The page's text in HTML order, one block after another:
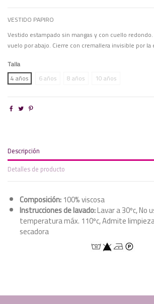
VESTIDO PAPIRO
Vestido estampado sin mangas y con cuello
vuelo por abajo. Cierre con cremallera invisible por la
Talla
4 años
6 años 8 años 10 años
Descripción
Detalles de producto
Composición:100% viscosa
Instrucciones de lavado:Lavar a 30ºc, No
temperatura máx. 110ºc, Admite
secadora